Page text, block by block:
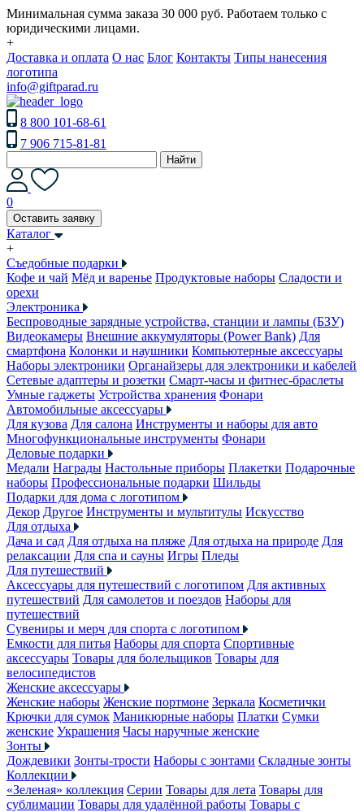
Минимальная сумма заказа 30 000 руб. Работаем только с
юридическими лицами.
+
Доставка и оплата О нас Блог Контакты Типы нанесения
логотипа
info@giftparad.ru
8 800 101-68-61
7 906 715-81-81
Найти
0
Оставить заявку
Каталог
+
Съедобные подарки
Кофе и чай Мёд и варенье Продуктовые наборы Сладости и
орехи
Электроника
Беспроводные зарядные устройства, станции и лампы (БЗУ)
Видеокамеры Внешние аккумуляторы (Power Bank) Для
смартфона Колонки и наушники Компьютерные аксессуары
Наборы электроники Органайзеры для электроники и кабелей
Сетевые адаптеры и розетки Смарт-часы и фитнес-браслеты
Умные гаджеты Устройства хранения Фонари
Автомобильные аксессуары
Для кузова Для салона Инструменты и наборы для авто
Многофункциональные инструменты Фонари
Деловые подарки
Медали Награды Настольные приборы Плакетки Подарочные
наборы Профессиональные подарки Шильды
Подарки для дома с логотипом
Декор Другое Инструменты и мультитулы Искусство
Для отдыха
Дача и сад Для отдыха на пляже Для отдыха на природе Для
релаксации Для спа и сауны Игры Пледы
Для путешествий
Аксессуары для путешествий с логотипом Для активных
путешествий Для самолетов и поездов Наборы для
путешествий
Сувениры и мерч для спорта с логотипом
Емкости для питья Наборы для спорта Спортивные
аксессуары Товары для болельщиков Товары для
велосипедистов
Женские аксессуары
Женские наборы Женские портмоне Зеркала Косметички
Крючки для сумок Маникюрные наборы Платки Сумки
женские Украшения Часы наручные женские
Зонты
Дождевики Зонты-трости Наборы с зонтами Складные зонты
Коллекции
«Зеленая» коллекция Серии Товары для лета Товары для
сублимации Товары для удалённой работы Товары с